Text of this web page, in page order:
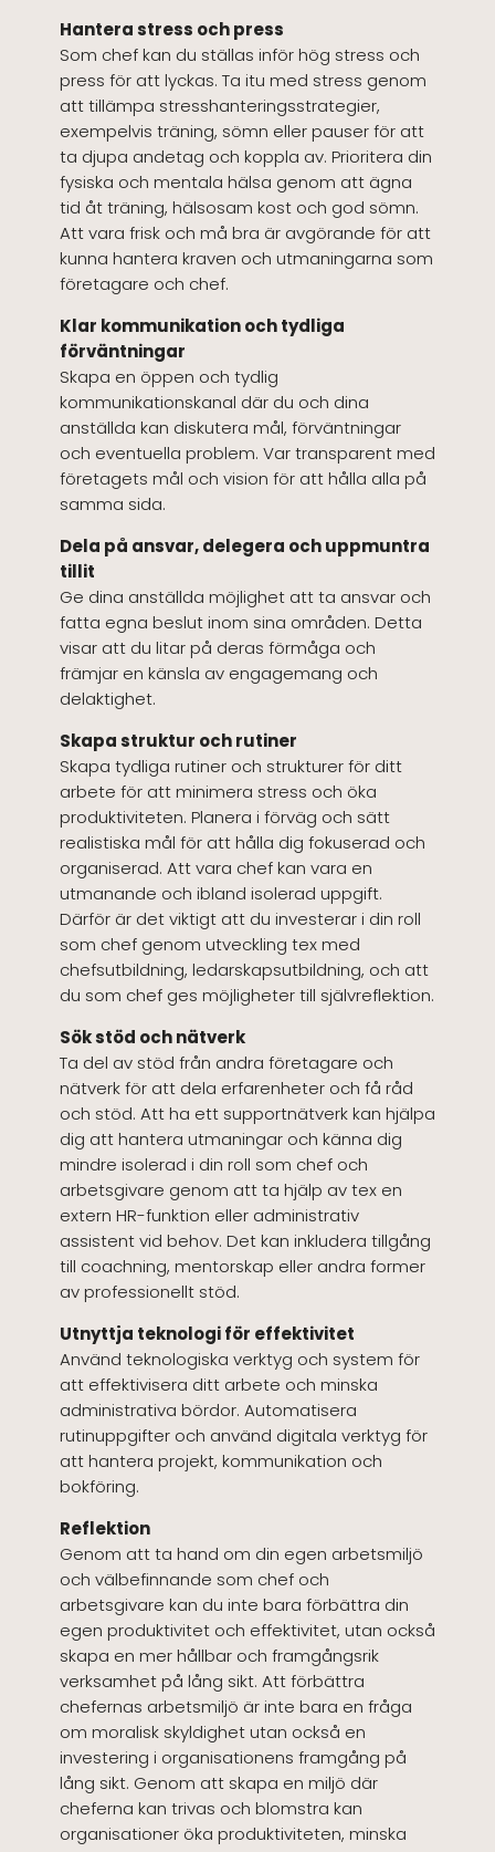
Hantera stress och press
Som chef kan du ställas inför hög stress och
press för att lyckas. Ta itu med stress genom
att tillämpa stresshanteringsstrategier,
exempelvis träning, sömn eller pauser för att
ta djupa andetag och koppla av. Prioritera din
fysiska och mentala hälsa genom att ägna
tid åt träning, hälsosam kost och god sömn.
Att vara frisk och må bra är avgörande för att
kunna hantera kraven och utmaningarna som
företagare och chef.
Klar kommunikation och tydliga
förväntningar
Skapa en öppen och tydlig
kommunikationskanal där du och dina
anställda kan diskutera mål, förväntningar
och eventuella problem. Var transparent med
företagets mål och vision för att hålla alla på
samma sida.
Dela på ansvar, delegera och uppmuntra
tillit
Ge dina anställda möjlighet att ta ansvar och
fatta egna beslut inom sina områden. Detta
visar att du litar på deras förmåga och
främjar en känsla av engagemang och
delaktighet.
Skapa struktur och rutiner
Skapa tydliga rutiner och strukturer för ditt
arbete för att minimera stress och öka
produktiviteten. Planera i förväg och sätt
realistiska mål för att hålla dig fokuserad och
organiserad. Att vara chef kan vara en
utmanande och ibland isolerad uppgift.
Därför är det viktigt att du investerar i din roll
som chef genom utveckling tex med
chefsutbildning, ledarskapsutbildning, och att
du som chef ges möjligheter till självreflektion.
Sök stöd och nätverk
Ta del av stöd från andra företagare och
nätverk för att dela erfarenheter och få råd
och stöd. Att ha ett supportnätverk kan hjälpa
dig att hantera utmaningar och känna dig
mindre isolerad i din roll som chef och
arbetsgivare genom att ta hjälp av tex en
extern HR-funktion eller administrativ
assistent vid behov. Det kan inkludera tillgång
till coachning, mentorskap eller andra former
av professionellt stöd.
Utnyttja teknologi för effektivitet
Använd teknologiska verktyg och system för
att effektivisera ditt arbete och minska
administrativa bördor. Automatisera
rutinuppgifter och använd digitala verktyg för
att hantera projekt, kommunikation och
bokföring.
Reflektion
Genom att ta hand om din egen arbetsmiljö
och välbefinnande som chef och
arbetsgivare kan du inte bara förbättra din
egen produktivitet och effektivitet, utan också
skapa en mer hållbar och framgångsrik
verksamhet på lång sikt. Att förbättra
chefernas arbetsmiljö är inte bara en fråga
om moralisk skyldighet utan också en
investering i organisationens framgång på
lång sikt. Genom att skapa en miljö där
cheferna kan trivas och blomstra kan
organisationer öka produktiviteten, minska